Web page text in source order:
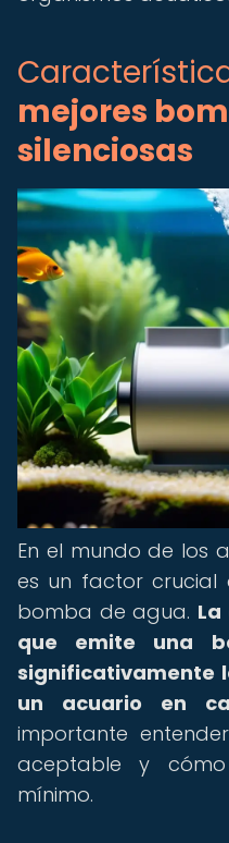
mejores
silenciosas
En el mundo de los
es un factor
bomba de agua.
que emite una
significativamente
un acuario en
importante
aceptable y
mínimo.